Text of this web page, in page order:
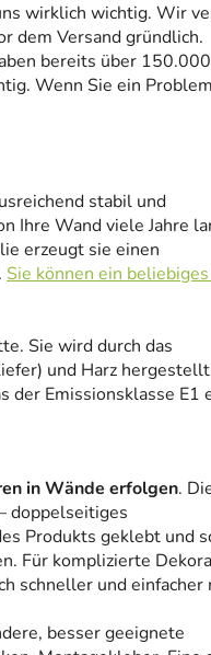
wirklich wichtig. Wir
dem Versand gründlich.
bereits über
Wenn Sie ein
stabil und
Ihre Wand viele Jahre
erzeugt sie einen
Sie können ein
Sie wird durch das
und Harz
der Emissionsklasse E1
in Wände erfolgen.
doppelseitiges
Produkts geklebt und
Für komplizierte
schneller und einfacher
besser geeignete